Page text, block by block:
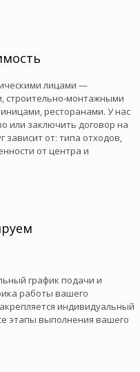
лицами —
строительно-монтажными
ресторанами. У нас
или заключить договор на
зависит от: типа отходов,
от центра и
график подачи и
работы вашего
индивидуальный
этапы выполнения вашего